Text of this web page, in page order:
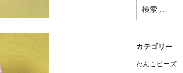
索:
カテゴリー
わんこビーズ